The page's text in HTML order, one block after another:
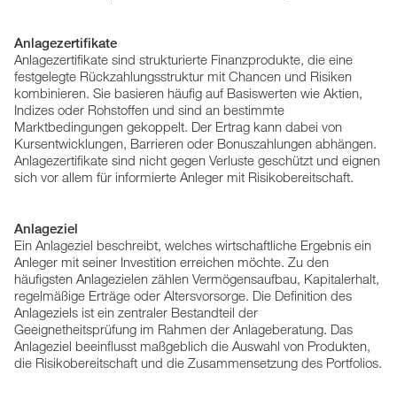
Anlagezertifikate
Anlagezertifikate sind strukturierte Finanzprodukte, die eine
festgelegte Rückzahlungsstruktur mit Chancen und Risiken
kombinieren. Sie basieren häufig auf Basiswerten wie Aktien,
Indizes oder Rohstoffen und sind an bestimmte
Marktbedingungen gekoppelt. Der Ertrag kann dabei von
Kursentwicklungen, Barrieren oder Bonuszahlungen abhängen.
Anlagezertifikate sind nicht gegen Verluste geschützt und eignen
sich vor allem für informierte Anleger mit Risikobereitschaft.
Anlageziel
Ein Anlageziel beschreibt, welches wirtschaftliche Ergebnis ein
Anleger mit seiner Investition erreichen möchte. Zu den
häufigsten Anlagezielen zählen Vermögensaufbau, Kapitalerhalt,
regelmäßige Erträge oder Altersvorsorge. Die Definition des
Anlageziels ist ein zentraler Bestandteil der
Geeignetheitsprüfung im Rahmen der Anlageberatung. Das
Anlageziel beeinflusst maßgeblich die Auswahl von Produkten,
die Risikobereitschaft und die Zusammensetzung des Portfolios.